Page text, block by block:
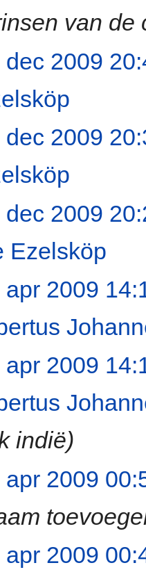
van de
dec 2009
dec 2009
dec 2009
Ezelsköp
apr 2009
apr 2009
indië)
apr 2009
apr 2009